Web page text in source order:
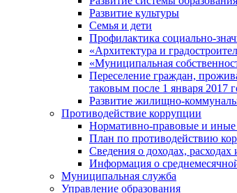
Развитие культуры
Семья и дети
Профилактика социально-
«Архитектура и
«Муниципальная
Переселение граждан,
таковым после 1 января 2017
Развитие жилищно-
Противодействие коррупции
Нормативно-правовые и иные
План по противодействию
Сведения о доходах, расходах
Информация о
Муниципальная служба
Управление образования